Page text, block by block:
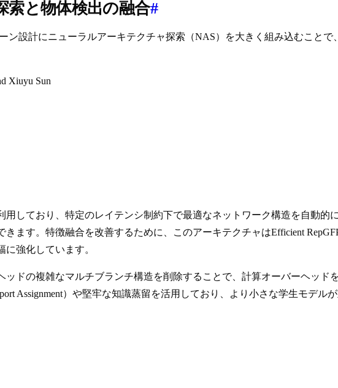
と物体検出の融合#
ン設計にニューラルアーキテクチャ探索（NAS）を大きく組み込むこと
Xiuyu Sun
しており、特定のレイテンシ制約下で最適なネットワーク構造を自動的
ます。特徴融合を改善するために、このアーキテクチャはEfficient
強化しています。
ドの複雑なマルチブランチ構造を削除することで、計算オーバーヘッド
Assignment）や堅牢な知識蒸留を活用しており、より小さな学生モデル